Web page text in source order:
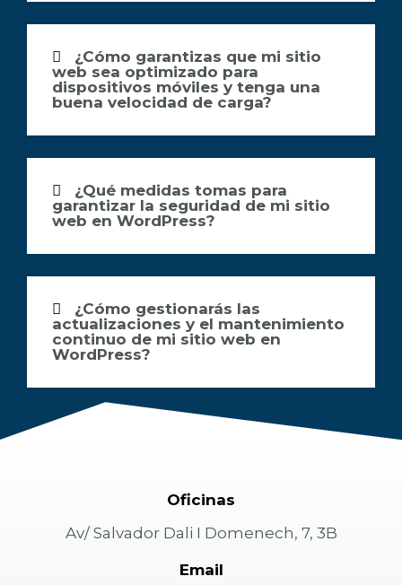
¿Cómo garantizas que mi sitio
web sea optimizado para
dispositivos móviles y tenga una
buena velocidad de carga?
¿Qué medidas tomas para
garantizar la seguridad de mi sitio
web en WordPress?
¿Cómo gestionarás las
actualizaciones y el mantenimiento
continuo de mi sitio web en
WordPress?
Oficinas
Av/ Salvador Dali I Domenech, 7, 3B
Email